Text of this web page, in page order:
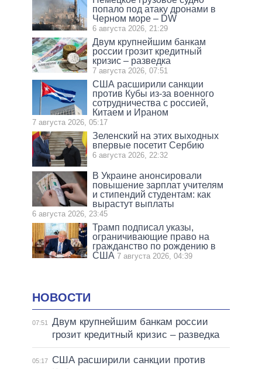
попало под атаку дронами в
Черном море – DW
6 августа 2026, 21:29
Двум крупнейшим банкам
россии грозит кредитный
кризис – разведка
7 августа 2026, 07:51
США расширили санкции
против Кубы из-за военного
сотрудничества с россией,
Китаем и Ираном
7 августа 2026, 05:17
Зеленский на этих выходных
впервые посетит Сербию
6 августа 2026, 22:32
В Украине анонсировали
повышение зарплат учителям
и стипендий студентам: как
вырастут выплаты
6 августа 2026, 23:45
Трамп подписал указы,
ограничивающие право на
гражданство по рождению в
США 7 августа 2026, 04:39
НОВОСТИ
07:51
Двум крупнейшим банкам россии
грозит кредитный кризис – разведка
05:17
США расширили санкции против